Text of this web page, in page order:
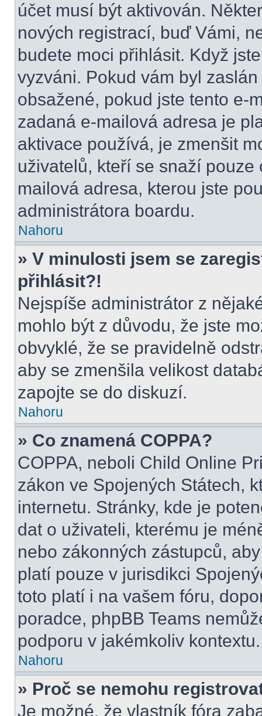
účet musí být aktivován.
nových registrací, buď Vámi,
budete moci přihlásit. Když
vyzváni. Pokud vám byl
obsažené, pokud jste tento e-
zadaná e-mailová adresa je
aktivace používá, je zmenšit
uživatelů, kteří se snaží
mailová adresa, kterou jste
administrátora boardu.
Nahoru
» V minulosti jsem se
přihlásit?!
Nejspíše administrátor z
mohlo být z důvodu, že jste
obvyklé, že se pravidelně
aby se zmenšila velikost
zapojte se do diskuzí.
Nahoru
» Co znamená COPPA?
COPPA, neboli Child Online
zákon ve Spojených Státech,
internetu. Stránky, kde je
dat o uživateli, kterému je
nebo zákonných zástupců,
platí pouze v jurisdikci
toto platí i na vašem fóru,
poradce, phpBB Teams
podporu v jakémkoliv kontextu.
Nahoru
» Proč se nemohu
Je možné, že vlastník fóra